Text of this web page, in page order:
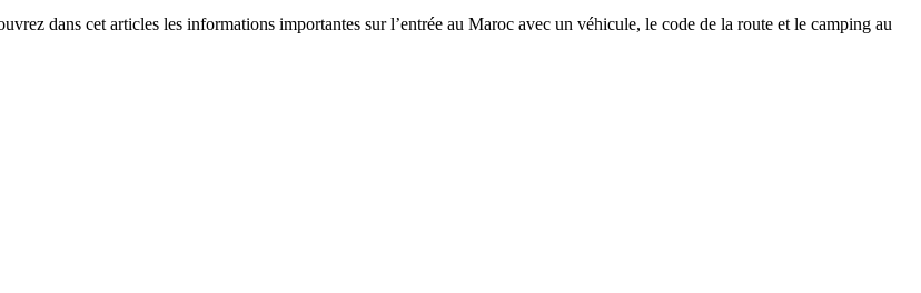
dans cet articles les informations importantes sur l’entrée au Maroc avec un véhicule, le code de la route et le camping au